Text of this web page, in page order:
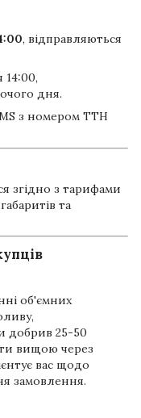
, відправляються
14:00,
дня.
з номером ТТН
згідно з тарифами
та
об'ємних
добрив 25-50
вищою через
вас щодо
замовлення.